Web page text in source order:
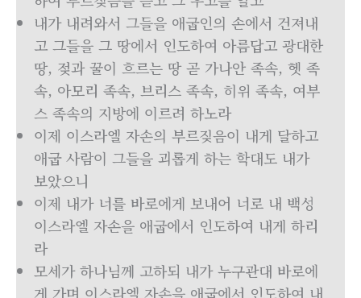
내가 내려와서 그들을 애굽인의 손에서 건져내
고 그들을 그 땅에서 인도하여 아름답고 광대한
땅, 젖과 꿀이 흐르는 땅 곧 가나안 족속, 헷 족
속, 아모리 족속, 브리스 족속, 히위 족속, 여부
스 족속의 지방에 이르려 하노라
이제 이스라엘 자손의 부르짖음이 내게 달하고
애굽 사람이 그들을 괴롭게 하는 학대도 내가
보았으니
이제 내가 너를 바로에게 보내어 너로 내 백성
이스라엘 자손을 애굽에서 인도하여 내게 하리
라
모세가 하나님께 고하되 내가 누구관대 바로에
게 가며 이스라엘 자손을 애굽에서 인도하여 내